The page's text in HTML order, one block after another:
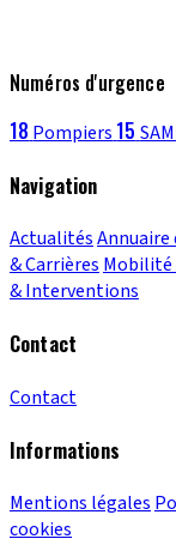
Numéros d'urgence
18 Pompiers 15
Navigation
ActualitésAnnuaire
& Carrières Mobilité
& Interventions
Contact
Contact
Informations
Mentions légales
cookies